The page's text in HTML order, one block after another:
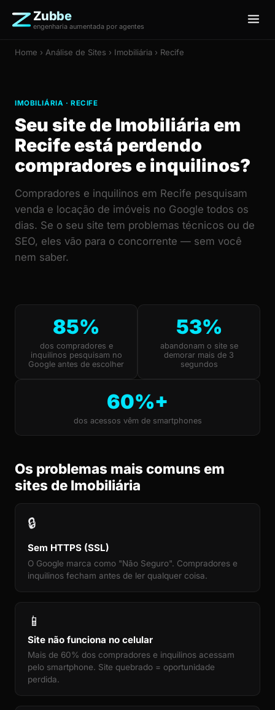
Zubbe
engenharia aumentada por agentes
Home › Análise de Sites › Imobiliária › Recife
IMOBILIÁRIA · RECIFE
Seu site de Imobiliária em
Recife está perdendo
compradores e inquilinos?
Compradores e inquilinos em Recife pesquisam
venda e locação de imóveis no Google todos os
dias. Se o seu site tem problemas técnicos ou de
SEO, eles vão para o concorrente — sem você
nem saber.
85%
dos compradores e
inquilinos pesquisam no
Google antes de escolher
53%
abandonam o site se
demorar mais de 3
segundos
60%+
dos acessos vêm de smartphones
Os problemas mais comuns em
sites de Imobiliária
🔒
Sem HTTPS (SSL)
O Google marca como "Não Seguro". Compradores e
inquilinos fecham antes de ler qualquer coisa.
📱
Site não funciona no celular
Mais de 60% dos compradores e inquilinos acessam
pelo smartphone. Site quebrado = oportunidade
perdida.